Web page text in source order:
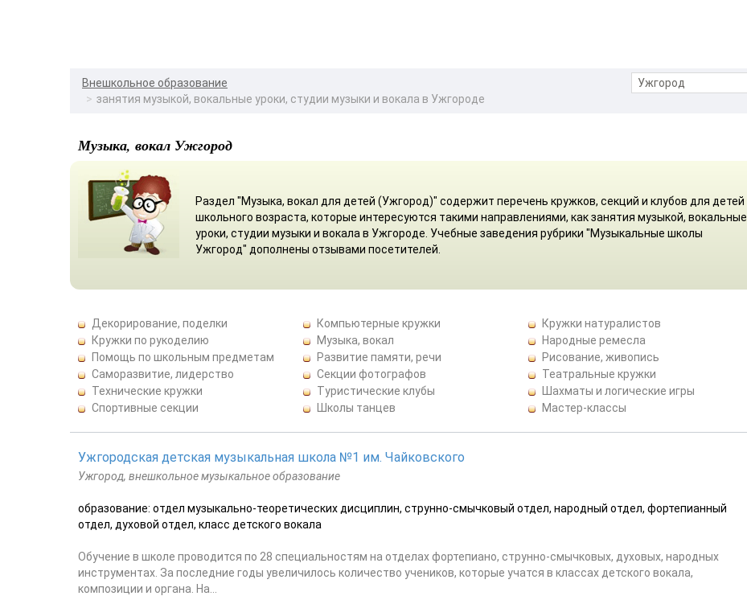
Внешкольное образование
занятия музыкой, вокальные уроки, студии музыки и вокала в Ужгороде
Музыка, вокал Ужгород
Раздел "Музыка, вокал для детей (Ужгород)" содержит перечень кружков, секций и клубов для детей
школьного возраста, которые интересуются такими направлениями, как занятия музыкой, вокальные
уроки, студии музыки и вокала в Ужгороде. Учебные заведения рубрики "Музыкальные школы
Ужгород" дополнены отзывами посетителей.
Декорирование, поделки Компьютерные кружки
Кружки натуралистов
Кружки по рукоделию
Музыка, вокал
Народные ремесла
Помощь по школьным предметам
Развитие памяти, речи
Рисование, живопись
Саморазвитие, лидерство
Секции фотографов
Театральные кружки
Технические кружки
Туристические клубы
Шахматы и логические игры
Спортивные секции
Школы танцев Мастер-классы
Ужгородская детская музыкальная школа №1 им. Чайковского
Ужгород, внешкольное музыкальное образование
образование: отдел музыкально-теоретических дисциплин, струнно-смычковый отдел, народный отдел, фортепианный
отдел, духовой отдел, класс детского вокала
Обучение в школе проводится по 28 специальностям на отделах фортепиано, струнно-смычковых, духовых, народных
инструментах. За последние годы увеличилось количество учеников, которые учатся в классах детского вокала,
композиции и органа. На...